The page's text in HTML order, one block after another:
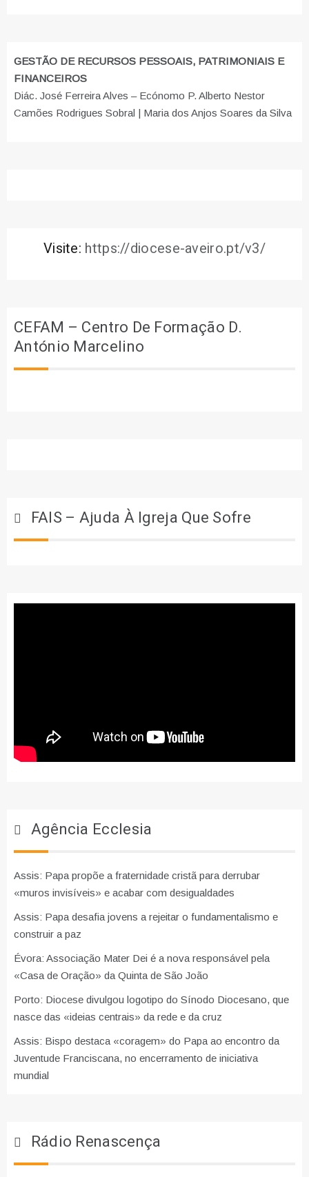
GESTÃO DE RECURSOS PESSOAIS, PATRIMONIAIS E
FINANCEIROS
Diác. José Ferreira Alves – Ecónomo P. Alberto Nestor
Camões Rodrigues Sobral | Maria dos Anjos Soares da Silva
Visite: https://diocese-aveiro.pt/v3/
CEFAM – Centro De Formação D.
António Marcelino
FAIS – Ajuda À Igreja Que Sofre
Agência Ecclesia
Assis: Papa propõe a fraternidade cristã para derrubar
«muros invisíveis» e acabar com desigualdades
Assis: Papa desafia jovens a rejeitar o fundamentalismo e
construir a paz
Évora: Associação Mater Dei é a nova responsável pela
«Casa de Oração» da Quinta de São João
Porto: Diocese divulgou logotipo do Sínodo Diocesano, que
nasce das «ideias centrais» da rede e da cruz
Assis: Bispo destaca «coragem» do Papa ao encontro da
Juventude Franciscana, no encerramento de iniciativa
mundial
Rádio Renascença